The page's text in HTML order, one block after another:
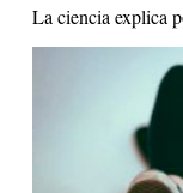
La ciencia explica